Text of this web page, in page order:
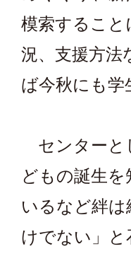
模索すること
況、支援方法
ば今秋にも
センターと
どもの誕生
いるなど絆
けでない」